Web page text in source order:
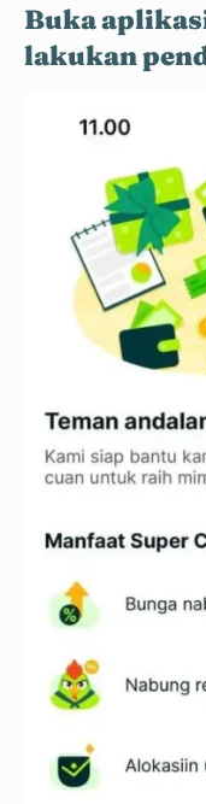
Buka
lakukan